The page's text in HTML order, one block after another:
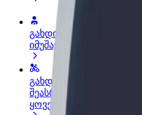
გახდი პარტნიორი
იმუშავე საკუთარი
გახდი კურიერი
შეასრულე შეკვეთები
ყოველკვირეულად